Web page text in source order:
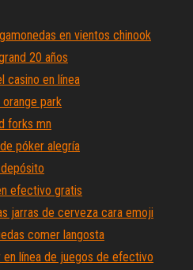
en vientos chinook
20 años
casino en línea
park
forks mn
póker alegría
efectivo gratis
jarras de cerveza cara emoji
comer langosta
línea de juegos de efectivo